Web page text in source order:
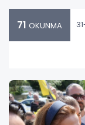
71 OKUNMA